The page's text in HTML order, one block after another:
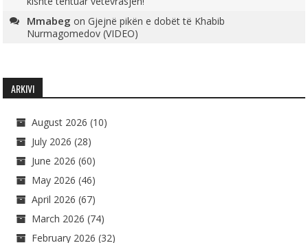
Mmabeg onGjejnë pikën e dobët të Khabib
Nurmagomedov (VIDEO)
ARKIVI
August 2026 (10)
July 2026 (28)
June 2026 (60)
May 2026 (46)
April 2026 (67)
March 2026 (74)
February 2026 (32)